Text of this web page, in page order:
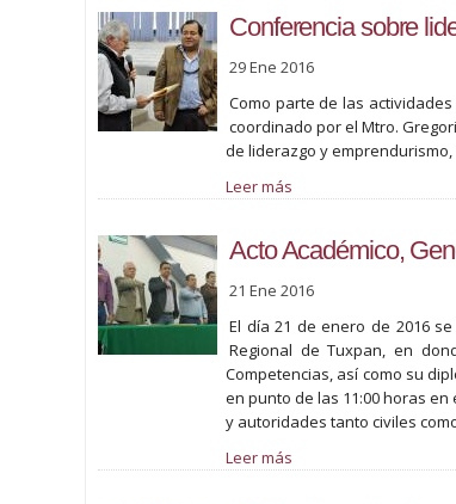
Conferencia sobre
29 Ene 2016
Como parte de las
coordinado por el Mtro.
de liderazgo y
Leer más
Acto Académico,
21 Ene 2016
El día 21 de enero de 2016
Regional de Tuxpan, en
Competencias, así como su
en punto de las 11:00 horas
y autoridades tanto civiles
Leer más